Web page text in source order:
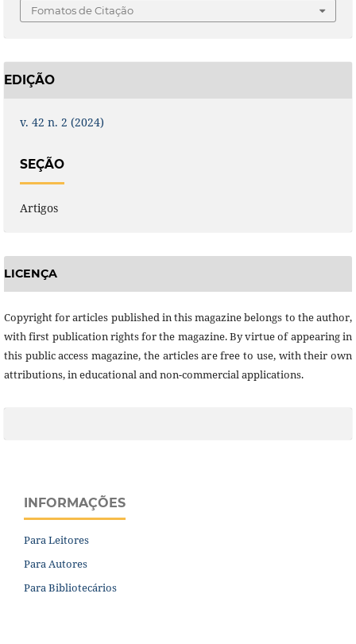
Fomatos de Citação
EDIÇÃO
v. 42 n. 2 (2024)
SEÇÃO
Artigos
LICENÇA
Copyright for articles published in this magazine belongs to the author,
with first publication rights for the magazine. By virtue of appearing in
this public access magazine, the articles are free to use, with their own
attributions, in educational and non-commercial applications.
INFORMAÇÕES
Para Leitores
Para Autores
Para Bibliotecários